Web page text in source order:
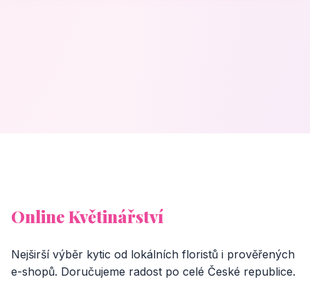
Online Květinářství
Nejširší výběr kytic od lokálních floristů i prověřených
e-shopů. Doručujeme radost po celé České republice.